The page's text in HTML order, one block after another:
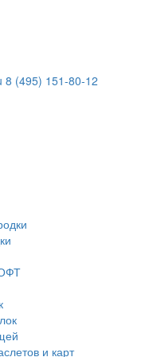
8 (495) 151-80-12
и карт